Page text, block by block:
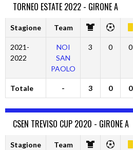
TORNEO ESTATE 2022 - GIRONE A
Stagione Team
2021-
2022
NOI
SAN
PAOLO
3 0 0
Totale - 3 0 0
CSEN TREVISO CUP 2020 - GIRONE A
Stagione Team